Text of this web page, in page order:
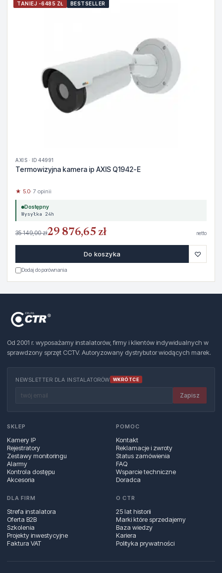
TANIEJ -6485 ZŁ BESTSELLER
AXIS · ID 44991
Termowizyjna kamera ip AXIS Q1942-E
★ 5.0· 7 opinii
Dostępny
Wysyłka 24h
35 149,00 zł29 876,65 zł netto
Do koszyka ♡
Dodaj do porównania
Od 2001 r. wyposażamy instalatorów, firmy i klientów indywidualnych w
sprawdzony sprzęt CCTV. Autoryzowany dystrybutor wiodących marek.
NEWSLETTER DLA INSTALATORÓW WKRÓTCE
Zapisz
SKLEP
Kamery IP
Rejestratory
Zestawy monitoringu
Alarmy
Kontrola dostępu
Akcesoria
POMOC
Kontakt
Reklamacje i zwroty
Status zamówienia
FAQ
Wsparcie techniczne
Doradca
DLA FIRM
Strefa instalatora
Oferta B2B
Szkolenia
Projekty inwestycyjne
Faktura VAT
O CTR
25 lat historii
Marki które sprzedajemy
Baza wiedzy
Kariera
Polityka prywatności